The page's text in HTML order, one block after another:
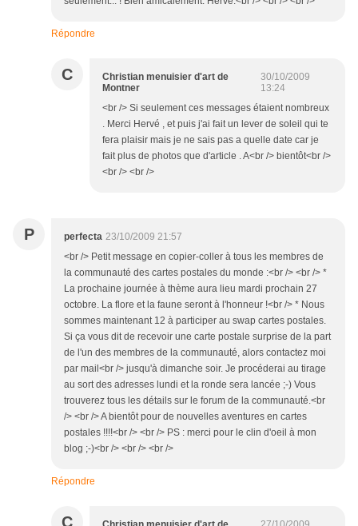
Répondre
C
Christian menuisier d'art de
Montner
30/10/2009
13:24
<br /> Si seulement ces messages étaient nombreux
. Merci Hervé , et puis j'ai fait un lever de soleil qui te
fera plaisir mais je ne sais pas a quelle date car je
fait plus de photos que d'article . A<br /> bientôt<br />
<br /> <br />
P perfecta 23/10/2009 21:57
<br /> Petit message en copier-coller à tous les membres de
la communauté des cartes postales du monde :<br /> <br /> *
La prochaine journée à thème aura lieu mardi prochain 27
octobre. La flore et la faune seront à l'honneur !<br /> * Nous
sommes maintenant 12 à participer au swap cartes postales.
Si ça vous dit de recevoir une carte postale surprise de la part
de l'un des membres de la communauté, alors contactez moi
par mail<br /> jusqu'à dimanche soir. Je procéderai au tirage
au sort des adresses lundi et la ronde sera lancée ;-) Vous
trouverez tous les détails sur le forum de la communauté.<br
/> <br /> A bientôt pour de nouvelles aventures en cartes
postales !!!!<br /> <br /> PS : merci pour le clin d'oeil à mon
blog ;-)<br /> <br /> <br />
Répondre
C